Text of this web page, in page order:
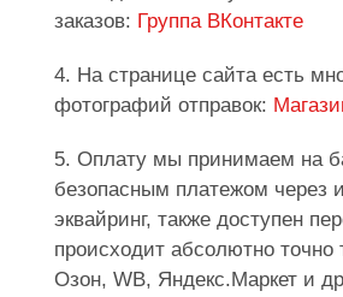
заказов: Группа ВКонтакте
4. На странице сайта есть
фотографий отправок:
5. Оплату мы принимаем на
безопасным платежом через
эквайринг, также доступен
происходит абсолютно точно
Озон, WB, Яндекс.Маркет и